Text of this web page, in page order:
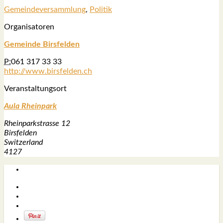
Gemein­de­ver­samm­lung, Poli­tik
Orga­ni­sa­to­ren
Gemein­de Birs­fel­den
P:061 317 33 33
http://www.birsfelden.ch
Ver­an­stal­tungs­ort
Aula Rhein­park
Rhein­park­stras­se 12
Birs­fel­den
Switz­er­land
4127